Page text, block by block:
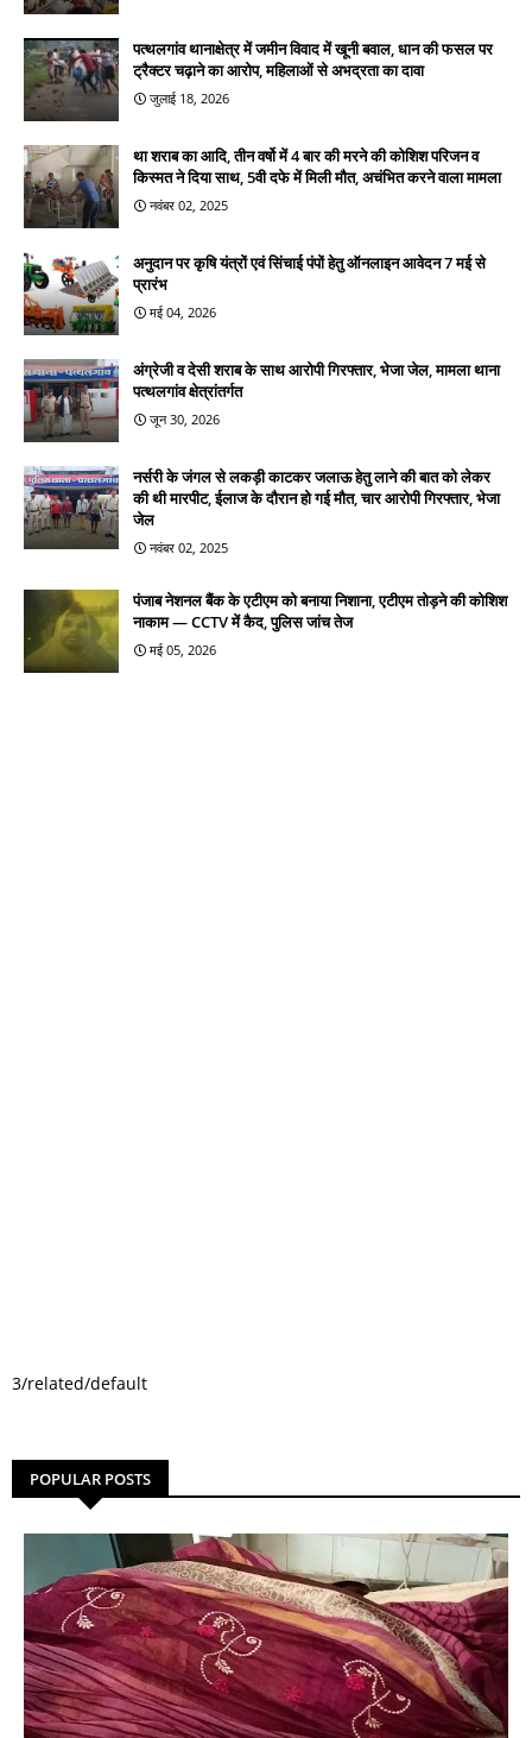
पत्थलगांव थानाक्षेत्र में जमीन विवाद में खूनी बवाल, धान की फसल पर
ट्रैक्टर चढ़ाने का आरोप, महिलाओं से अभद्रता का दावा
जुलाई 18, 2026
था शराब का आदि, तीन वर्षो में 4 बार की मरने की कोशिश परिजन व
किस्मत ने दिया साथ, 5वी दफे में मिली मौत, अचंभित करने वाला मामला
नवंबर 02, 2025
अनुदान पर कृषि यंत्रों एवं सिंचाई पंपों हेतु ऑनलाइन आवेदन 7 मई से
प्रारंभ
मई 04, 2026
अंग्रेजी व देसी शराब के साथ आरोपी गिरफ्तार, भेजा जेल, मामला थाना
पत्थलगांव क्षेत्रांतर्गत
जून 30, 2026
नर्सरी के जंगल से लकड़ी काटकर जलाऊ हेतु लाने की बात को लेकर
की थी मारपीट, ईलाज के दौरान हो गई मौत, चार आरोपी गिरफ्तार, भेजा
जेल
नवंबर 02, 2025
पंजाब नेशनल बैंक के एटीएम को बनाया निशाना, एटीएम तोड़ने की कोशिश
नाकाम — CCTV में कैद, पुलिस जांच तेज
मई 05, 2026
3/related/default
POPULAR POSTS